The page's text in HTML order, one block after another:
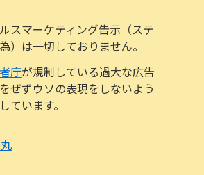
スマーケティング告示（ステ
）は一切しておりません。
庁が規制している過大な広告
ぜずウソの表現をしないよう
ています。